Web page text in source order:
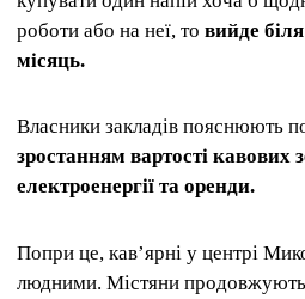
роботи або на неї, то вийде
місяць.
Власники закладів пояснюють
зростанням вартості кавових
електроенергії та оренди.
Попри це, кав’ярні у центрі
людними. Містяни продовжують